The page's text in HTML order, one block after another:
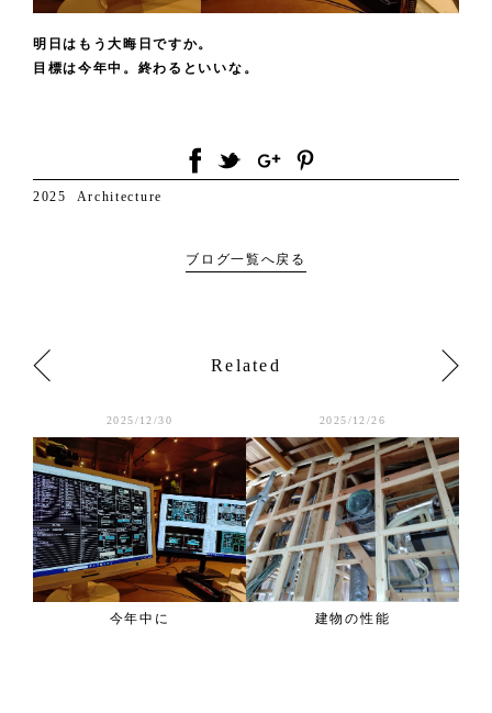
明日はもう大晦日ですか。
目標は今年中。終わるといいな。
2025 Architecture
ブログ一覧へ戻る
Related
2025/12/30
今年中に
2025/12/26
建物の性能